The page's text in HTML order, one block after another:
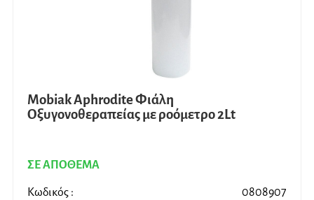
Mobiak Aphrodite Φιάλη
Oξυγονοθεραπείας με ροόμετρο 2Lt
ΣΕ ΑΠΟΘΕΜΑ
Κωδικός : 0808907